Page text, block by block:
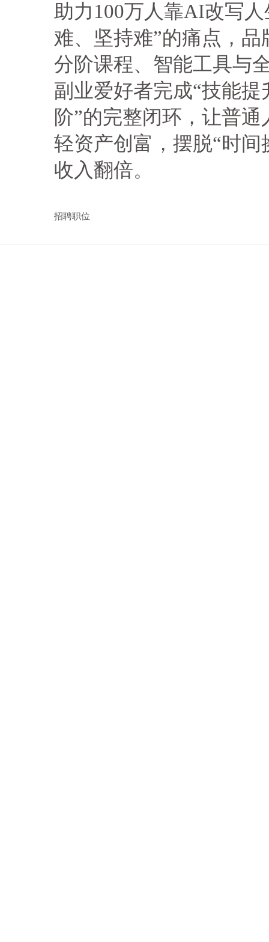
助力100万人靠AI改写
难、坚持难”的痛点，
分阶课程、智能工具与
副业爱好者完成“技能
阶”的完整闭环，让普
轻资产创富，摆脱“时
收入翻倍。
招聘职位